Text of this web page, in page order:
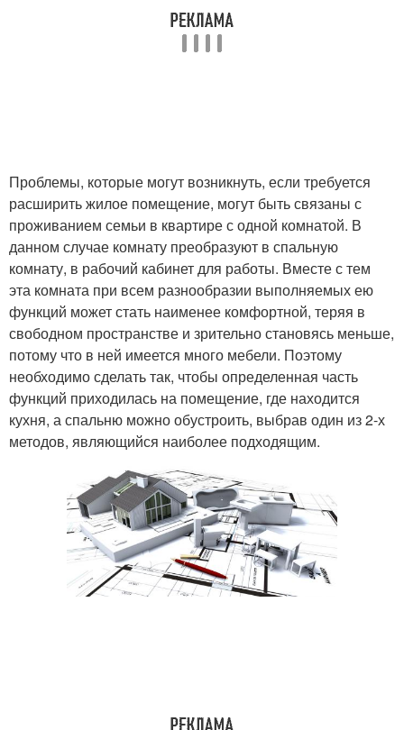
Проблемы, которые могут возникнуть, если требуется
расширить жилое помещение, могут быть связаны с
проживанием семьи в квартире с одной комнатой. В
данном случае комнату преобразуют в спальную
комнату, в рабочий кабинет для работы. Вместе с тем
эта комната при всем разнообразии выполняемых ею
функций может стать наименее комфортной, теряя в
свободном пространстве и зрительно становясь меньше,
потому что в ней имеется много мебели. Поэтому
необходимо сделать так, чтобы определенная часть
функций приходилась на помещение, где находится
кухня, а спальню можно обустроить, выбрав один из 2-х
методов, являющийся наиболее подходящим.